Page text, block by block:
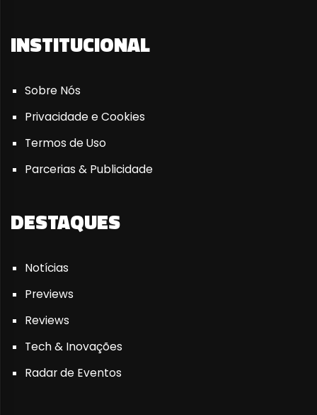
INSTITUCIONAL
Sobre Nós
Privacidade e Cookies
Termos de Uso
Parcerias & Publicidade
DESTAQUES
Notícias
Previews
Reviews
Tech & Inovações
Radar de Eventos